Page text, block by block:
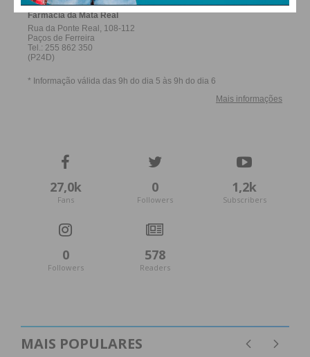
27,0k
Fans
0
Followers
1,2k
Subscribers
0
Followers
578
Readers
MAIS POPULARES